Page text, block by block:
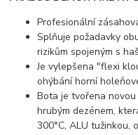
Profesionální
Splňuje požadavky
rizikům spojeným s
Je vylepšena "flexi
ohýbání horní
Bota je tvořena novou
hrubým dezénem,
300°C, ALU tužinkou,